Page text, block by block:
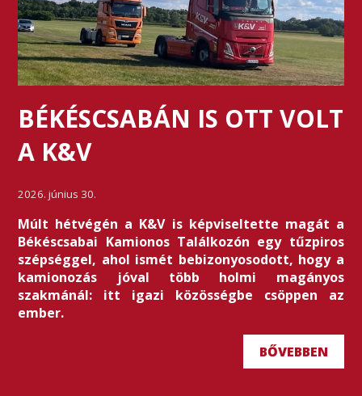
BÉKÉSCSABÁN IS OTT VOLT
A K&V
2026. június 30.
Múlt hétvégén a K&V is képviseltette magát a
Békéscsabai Kamionos Találkozón egy tűzpiros
szépséggel, ahol ismét bebizonyosodott, hogy a
kamionozás jóval több holmi magányos
szakmánál: itt igazi közösségbe csöppen az
ember.
BŐVEBBEN